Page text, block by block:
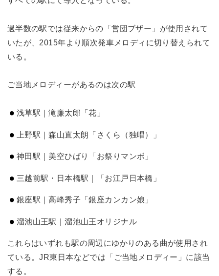
過半数の駅では従来からの「営団ブザー」が使用されて
いたが、2015年より順次発車メロディに切り替えられて
いる。
ご当地メロディーがあるのは次の駅
浅草駅｜滝廉太郎「花」
上野駅｜森山直太朗「さくら（独唱）」
神田駅｜美空ひばり「お祭りマンボ」
三越前駅・日本橋駅｜「お江戸日本橋」
銀座駅｜高峰秀子「銀座カンカン娘」
溜池山王駅｜溜池山王オリジナル
これらはいずれも駅の周辺にゆかりのある曲が使用され
ている。JR東日本などでは「ご当地メロディー」に該当
する。